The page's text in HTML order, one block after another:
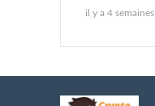
il y a 4 semaines